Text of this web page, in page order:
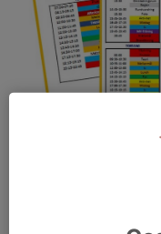
Nu finns scheman för
Hockeyskolans